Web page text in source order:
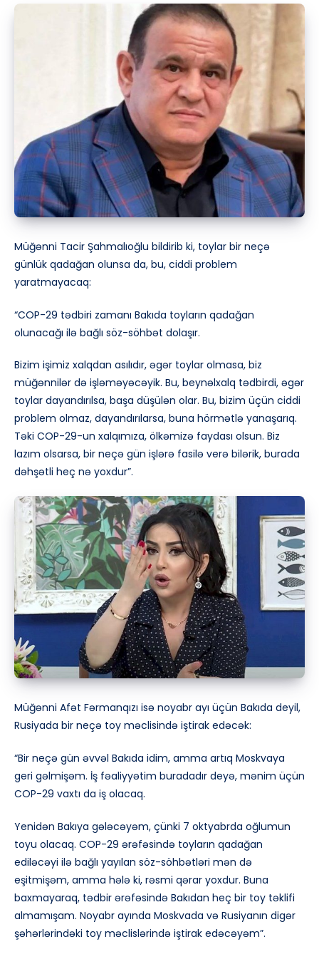
Müğənni Tacir Şahmalıoğlu bildirib ki, toylar bir neçə
günlük qadağan olunsa da, bu, ciddi problem
yaratmayacaq:
“COP-29 tədbiri zamanı Bakıda toyların qadağan
olunacağı ilə bağlı söz-söhbət dolaşır.
Bizim işimiz xalqdan asılıdır, əgər toylar olmasa, biz
müğənnilər də işləməyəcəyik. Bu, beynəlxalq tədbirdi, əgər
toylar dayandırılsa, başa düşülən olar. Bu, bizim üçün ciddi
problem olmaz, dayandırılarsa, buna hörmətlə yanaşarıq.
Təki COP-29-un xalqımıza, ölkəmizə faydası olsun. Biz
lazım olsarsa, bir neçə gün işlərə fasilə verə bilərik, burada
dəhşətli heç nə yoxdur”.
Müğənni Afət Fərmanqızı isə noyabr ayı üçün Bakıda deyil,
Rusiyada bir neçə toy məclisində iştirak edəcək:
“Bir neçə gün əvvəl Bakıda idim, amma artıq Moskvaya
geri gəlmişəm. İş fəaliyyətim buradadır deyə, mənim üçün
COP-29 vaxtı da iş olacaq.
Yenidən Bakıya gələcəyəm, çünki 7 oktyabrda oğlumun
toyu olacaq. COP-29 ərəfəsində toyların qadağan
ediləcəyi ilə bağlı yayılan söz-söhbətləri mən də
eşitmişəm, amma hələ ki, rəsmi qərar yoxdur. Buna
baxmayaraq, tədbir ərəfəsində Bakıdan heç bir toy təklifi
almamışam. Noyabr ayında Moskvada və Rusiyanın digər
şəhərlərindəki toy məclislərində iştirak edəcəyəm”.